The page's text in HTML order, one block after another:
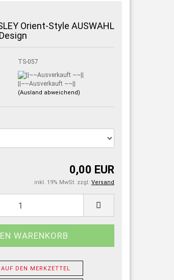
Orient-Style AUSWAHL
TS-057
||~~Ausverkauft ~~||
(Ausland abweichend)
0,00 EUR
inkl. 19% MwSt. zzgl. Versand
AUF DEN MERKZETTEL